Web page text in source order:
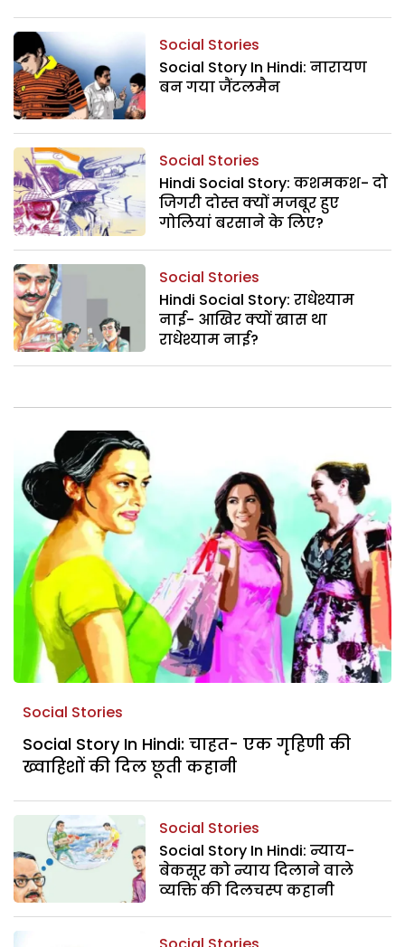
Social Stories
Social Story In Hindi: नारायण
बन गया जैंटलमैन
Social Stories
Hindi Social Story: कशमकश- दो
जिगरी दोस्त क्यों मजबूर हुए
गोलियां बरसाने के लिए?
Social Stories
Hindi Social Story: राधेश्याम
नाई- आखिर क्यों खास था
राधेश्याम नाई?
Social Stories
Social Story In Hindi: चाहत- एक गृहिणी की
ख्वाहिशों की दिल छूती कहानी
Social Stories
Social Story In Hindi: न्याय-
बेकसूर को न्याय दिलाने वाले
व्यक्ति की दिलचस्प कहानी